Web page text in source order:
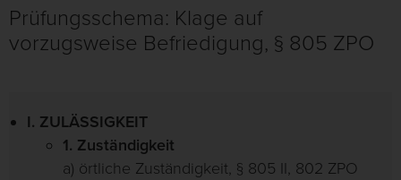
Prüfungsschema: Klage auf
vorzugsweise Befriedigung, § 805 ZPO
I. ZULÄSSIGKEIT
1. Zuständigkeit
a) örtliche Zuständigkeit, § 805 II, 802 ZPO